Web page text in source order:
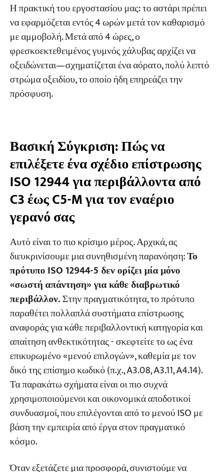
Η πρακτική του εργοστασίου μας: το αστάρι πρέπει
να εφαρμόζεται εντός 4 ωρών μετά τον καθαρισμό
με αμμοβολή. Μετά από 4 ώρες, ο
φρεσκοεκτεθειμένος γυμνός χάλυβας αρχίζει να
οξειδώνεται—σχηματίζεται ένα αόρατο, πολύ λεπτό
στρώμα οξειδίου, το οποίο ήδη επηρεάζει την
πρόσφυση.
Βασική Σύγκριση: Πώς να
επιλέξετε ένα σχέδιο επίστρωσης
ISO 12944 για περιβάλλοντα από
C3 έως C5-M για τον εναέριο
γερανό σας
Αυτό είναι το πιο κρίσιμο μέρος. Αρχικά, ας
διευκρινίσουμε μια συνηθισμένη παρανόηση:Το
πρότυπο ISO 12944-5 δεν ορίζει μία μόνο
«σωστή απάντηση» για κάθε διαβρωτικό
περιβάλλον.Στην πραγματικότητα, το πρότυπο
παραθέτει πολλαπλά συστήματα επίστρωσης
αναφοράς για κάθε περιβαλλοντική κατηγορία και
απαίτηση ανθεκτικότητας - σκεφτείτε το ως ένα
επικυρωμένο «μενού επιλογών», καθεμία με τον
δικό της επίσημο κωδικό (π.χ., A3.08, A3.11, A4.14).
Τα παρακάτω σχήματα είναι οι πιο συχνά
χρησιμοποιούμενοι και οικονομικά αποδοτικοί
συνδυασμοί, που επιλέγονται από το μενού ISO με
βάση την εμπειρία από έργα στον πραγματικό
κόσμο.
Όταν εξετάζετε μια προσφορά, συνιστούμε να